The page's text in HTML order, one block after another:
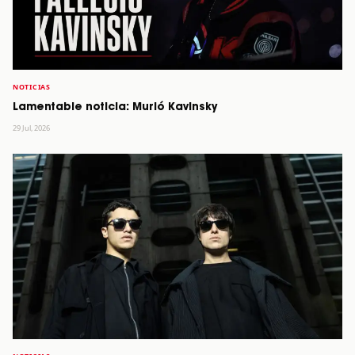
NOTICIAS
Lamentable noticia: Murió Kavinsky
29 Jul, 2026